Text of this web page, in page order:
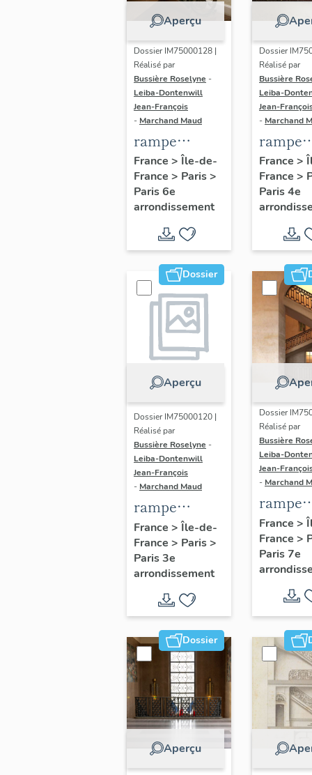
Aperçu
Dossier IM75000128 |
Réalisé par
Bussière Roselyne -
Leiba-Dontenwill
Jean-François
- Marchand Maud
rampe
d'appui,
escalier de la
maison à
cochère dite
hôtel du Gué
(détruite)
(non étudié)
France > Île-de-
France > Paris>
Paris 6e
arrondissement
Dossier
Réalisé par
Bussière
Leiba-
Jean-
- Marchand
rampe
d'appui,
escalier
d'une
France >
France >
Paris 4e
Dossier
Aperçu
Dossier IM75000120 |
Réalisé par
Bussière Roselyne -
Leiba-Dontenwill
Jean-François
- Marchand Maud
rampe
d'appui,
escalier du
couvent de la
étudié)
France > Île-de-
France > Paris>
Paris 3e
arrondissement
Dossier
Réalisé par
Bussière
Leiba-
Jean-
- Marchand
rampe
d'appui,
escalier
France >
France >
Paris 7e
Dossier
Aperçu